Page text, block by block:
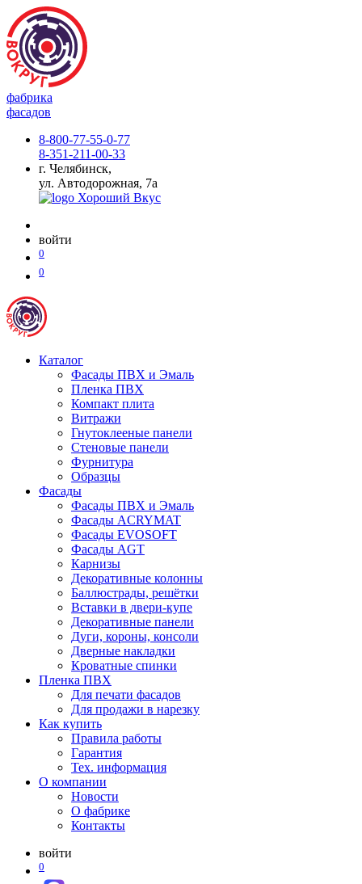
фабрика
фасадов
8-800-77-55-0-77
8-351-211-00-33
г. Челябинск,
ул. Автодорожная, 7а
войти
0
0
Каталог
Фасады ПВХ и Эмаль
Пленка ПВХ
Компакт плита
Витражи
Гнутоклееные панели
Стеновые панели
Фурнитура
Образцы
Фасады
Фасады ПВХ и Эмаль
Фасады ACRYMAT
Фасады EVOSOFT
Фасады AGT
Карнизы
Декоративные колонны
Баллюстрады, решётки
Вставки в двери-купе
Декоративные панели
Дуги, короны, консоли
Дверные накладки
Кроватные спинки
Пленка ПВХ
Для печати фасадов
Для продажи в нарезку
Как купить
Правила работы
Гарантия
Тех. информация
О компании
Новости
О фабрике
Контакты
войти
0